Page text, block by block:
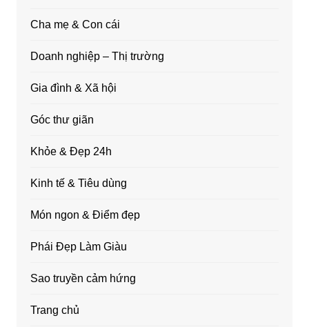
Cha mẹ & Con cái
Doanh nghiệp – Thị trường
Gia đình & Xã hội
Góc thư giãn
Khỏe & Đẹp 24h
Kinh tế & Tiêu dùng
Món ngon & Điểm đẹp
Phái Đẹp Làm Giàu
Sao truyền cảm hứng
Trang chủ